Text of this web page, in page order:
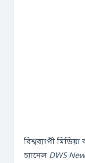
বিশ্বব্যাপী
চ্যানেল DWS